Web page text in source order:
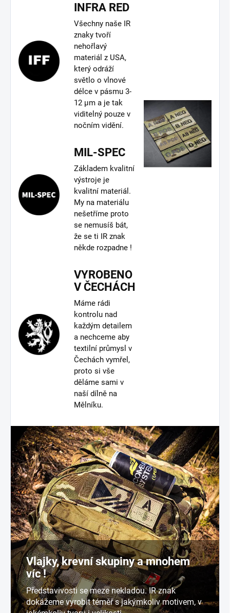
INFRA RED
Všechny naše IR
znaky tvoří
nehořlavý
materiál z USA,
který odráží
světlo o vlnové
délce v pásmu 3-
12 µm a je tak
viditelný pouze v
nočním vidění.
MIL-SPEC
Základem kvalitní
výstroje je
kvalitní materiál.
My na materiálu
nešetříme proto
se nemusíš bát,
že se ti IR znak
někde rozpadne !
VYROBENO
V ČECHÁCH
Máme rádi
kontrolu nad
každým detailem
a nechceme aby
textilní průmysl v
Čechách vymřel,
proto si vše
děláme sami v
naší dílně na
Mělníku.
Vlajky, krevní skupiny a mnohem
víc !
Představivosti se meze nekladou. IR znak
dokážeme vyrobit téměř s jakýmkoliv motivem, v